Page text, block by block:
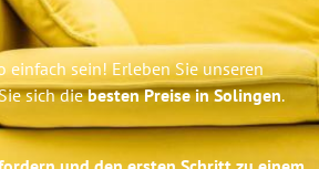
einfach sein! Erleben Sie unseren
sich diebesten Preise in Solingen.